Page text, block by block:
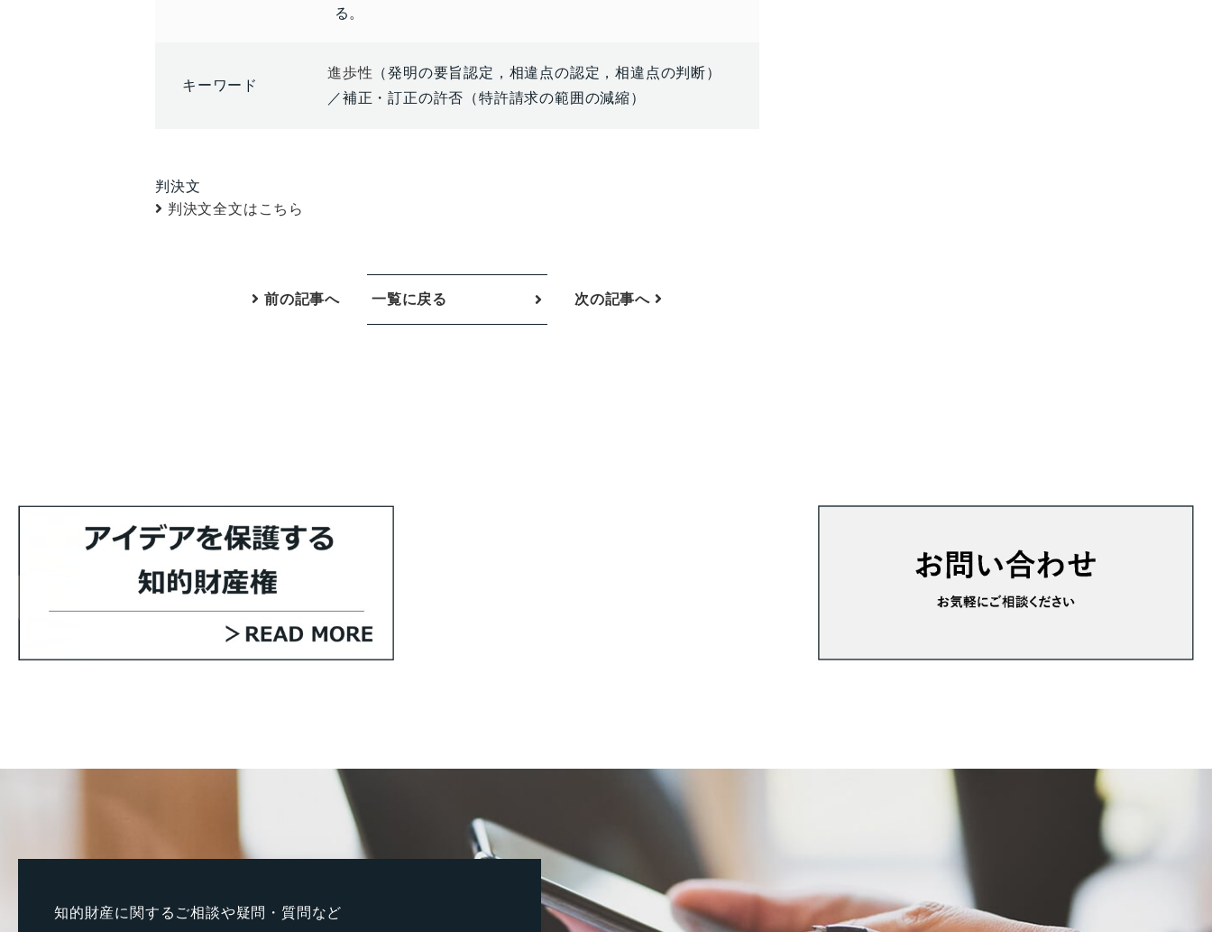
る。
キーワード
進歩性 （発明の要旨認定，相違点の認定，相違点の判断）
／補正・訂正の許否（特許請求の範囲の減縮）
判決文
判決文全文はこちら
前の記事へ 一覧に戻る 次の記事へ
知的財産に関するご相談や疑問・質問など